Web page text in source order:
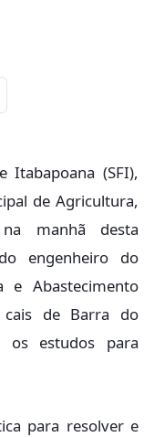
Itabapoana (SFI),
de Agricultura,
manhã desta
engenheiro do
e Abastecimento
cais de Barra do
os estudos para
para resolver e